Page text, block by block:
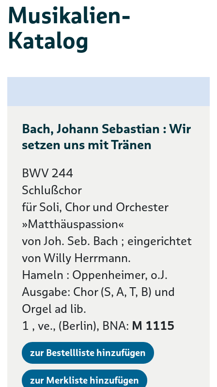
Musikalien-
Katalog
Bach, Johann Sebastian : Wir
setzen uns mit Tränen
BWV 244
Schlußchor
für Soli, Chor und Orchester
»Matthäuspassion«
von Joh. Seb. Bach ; eingerichtet
von Willy Herrmann.
Hameln : Oppenheimer, o.J.
Ausgabe: Chor (S, A, T, B) und
Orgel ad lib.
1 , ve., (Berlin), BNA: M 1115
zur Bestellliste hinzufügen
zur Merkliste hinzufügen